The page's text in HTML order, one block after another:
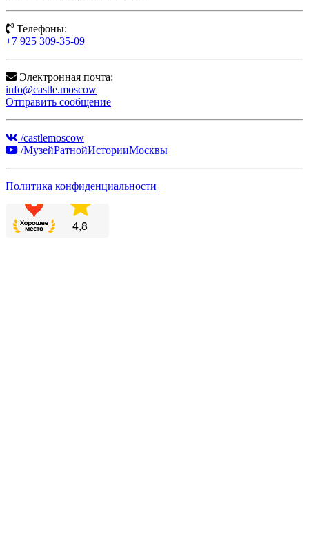
Телефоны:
+7 925 309-35-09
Электронная почта:
info@castle.moscow
Отправить сообщение
/castlemoscow
/МузейРатнойИсторииМосквы
Политика конфиденциальности